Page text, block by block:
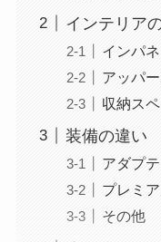
インテリア
インパネ
アッパ
収納ス
装備の違い
アダプ
プレミ
その他